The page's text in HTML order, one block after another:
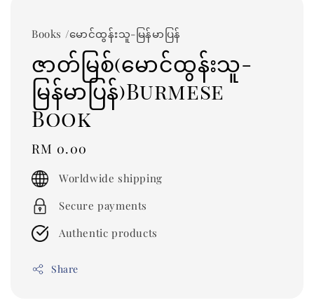
Books /မောင်ထွန်းသူ-မြန်မာပြန်
ဇာတ်မြစ်(မောင်ထွန်းသူ-
မြန်မာပြန်)Burmese
Book
Regular
price
RM 0.00
Worldwide shipping
Secure payments
Authentic products
Share